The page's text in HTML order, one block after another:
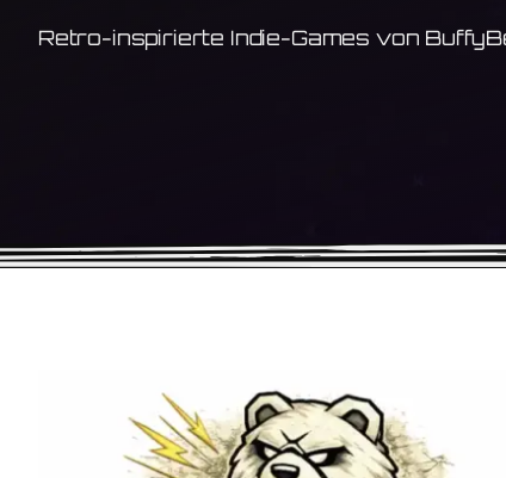
Retro-inspirierte Indie-Games von